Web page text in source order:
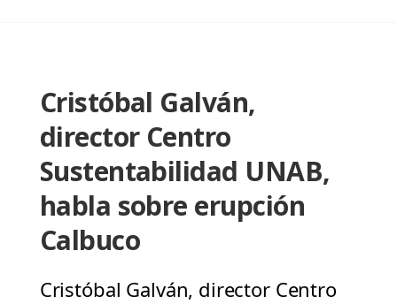
Cristóbal Galván,
director Centro
Sustentabilidad UNAB,
habla sobre erupción
Calbuco
Cristóbal Galván, director Centro